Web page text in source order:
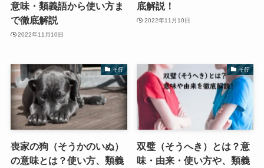
意味・類義語から使い方ま
で徹底解説
2022年11月10日
底解説！
2022年11月10日
そ行
喪家の狗（そうかのいぬ）
の意味とは？使い方、類義
そ行
双璧（そうへき）とは？意
味・由来・使い方や、類義